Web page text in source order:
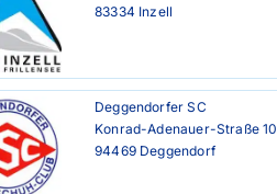
83334 Inzell
Deggendorfer SC
Konrad-Adenauer-Straße 10
94469 Deggendorf